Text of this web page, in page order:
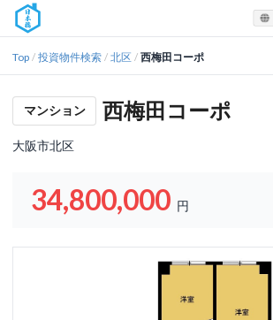
Top / 投資物件検索 / 北区 / 西梅田コーポ
マンション 西梅田コーポ
大阪市北区
34,800,000 円